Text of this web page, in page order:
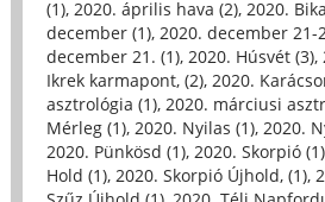
(1), 2020. április hava (2), 2020.
december (1), 2020. december 21-
december 21. (1), 2020. Húsvét (3),
Ikrek karmapont, (2), 2020.
asztrológia (1), 2020. márciusi
Mérleg (1), 2020. Nyilas (1), 2020.
2020. Pünkösd (1), 2020. Skorpió (1)
Hold (1), 2020. Skorpió Újhold, (1),